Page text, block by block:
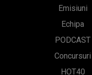
Emisiuni
Echipa
PODCAST
Concursuri
HOT40